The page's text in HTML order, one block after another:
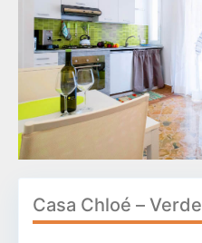
Casa Chloé – Verde